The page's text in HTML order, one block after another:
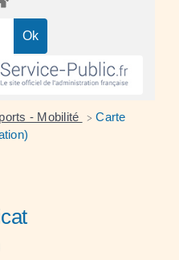
- Mobilité > Carte